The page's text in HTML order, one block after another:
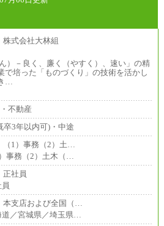
）－良く、廉く（やすく）、速い」の精
で培った「ものづくり」の技術を活かし
…
不動産
卒3年以内可)・中途
（1）事務（2）土…
事務（2）土木（…
正社員
本支店および全国（…
道／宮城県／埼玉県…